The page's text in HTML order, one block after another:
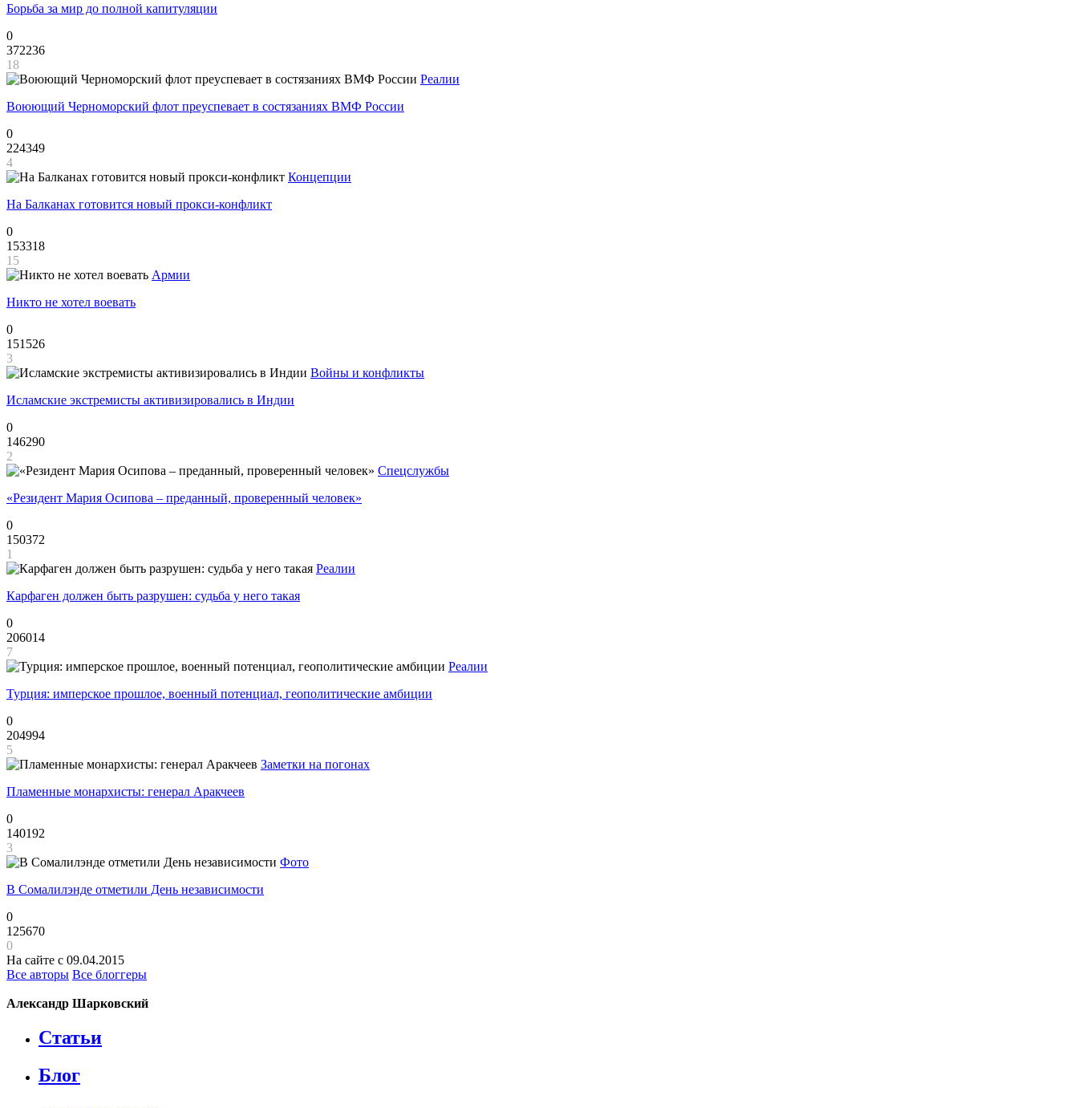
Борьба за мир до полной капитуляции
0
372236
18
Реалии
Воюющий Черноморский флот преуспевает в состязаниях ВМФ России
0
224349
4
Концепции
На Балканах готовится новый прокси-конфликт
0
153318
15
Армии
Никто не хотел воевать
0
151526
3
Войны и конфликты
Исламские экстремисты активизировались в Индии
0
146290
2
Спецслужбы
«Резидент Мария Осипова – преданный, проверенный человек»
0
150372
1
Реалии
Карфаген должен быть разрушен: судьба у него такая
0
206014
7
Реалии
Турция: имперское прошлое, военный потенциал, геополитические амбиции
0
204994
5
Заметки на погонах
Пламенные монархисты: генерал Аракчеев
0
140192
3
Фото
В Сомалилэнде отметили День независимости
0
125670
0
На сайте с 09.04.2015
Все авторы Все блоггеры
Александр Шарковский
Статьи
Блог